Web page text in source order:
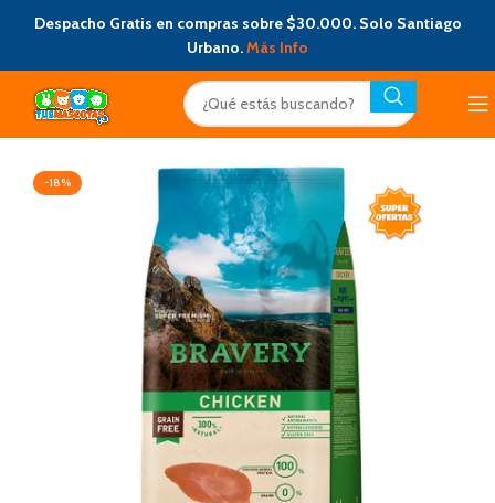
Despacho Gratis en compras sobre $30.000. Solo Santiago
Urbano.Más Info
-18%